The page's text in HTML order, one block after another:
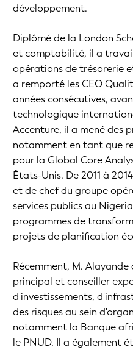
développement.
Diplômé de la London
et comptabilité, il a
opérations de trésorerie
a remporté les CEO
années consécutives,
technologique
Accenture, il a mené des
notamment en tant que
pour la Global Core
États-Unis. De 2011 à
et de chef du groupe
services publics au
programmes de
projets de planification
Récemment, M.
principal et conseiller
d'investissements,
des risques au sein
notamment la Banque
le PNUD. Il a également